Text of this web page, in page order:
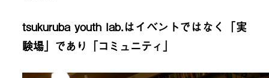
tsukuruba youth lab.はイベントではなく「実
験場」であり「コミュニティ」